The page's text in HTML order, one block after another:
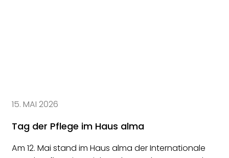
15. MAI 2026
Tag der Pflege im Haus alma
Am 12. Mai stand im Haus alma der Internationale